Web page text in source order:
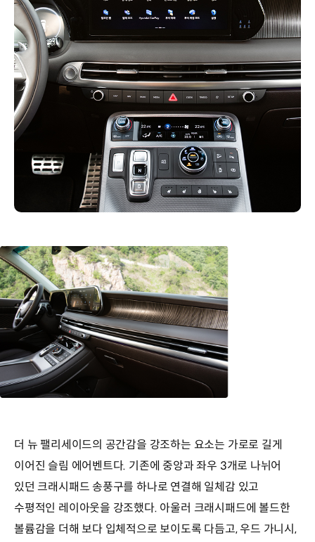
더 뉴 팰리세이드의 공간감을 강조하는 요소는 가로로 길게
이어진 슬림 에어벤트다. 기존에 중앙과 좌우 3개로 나뉘어
있던 크래시패드 송풍구를 하나로 연결해 일체감 있고
수평적인 레이아웃을 강조했다. 아울러 크래시패드에 볼드한
볼륨감을 더해 보다 입체적으로 보이도록 다듬고, 우드 가니시,